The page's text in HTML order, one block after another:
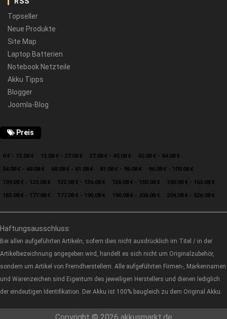
Topseller
Neue Produkte
Site Map
Laptop Batterien
Notebook Netzteile
Akku Tipps
Blogger
Joomla-Blog
Preis
0 € - 13.08 € 13.08 € - 27.08 € 27.08 € - 40.08 €
40.08 € - 54.08 €
54.08 € - 68.08 €
68.08 € - 81.08 € 81.08 € - 95.08 €
95.08 € - 109.08 €
109.08 € - 122.08 €
122.08 € - 136.08 € 136.08 € - 150.08 €
150.08 € - 163.08 €
163.08 € - 177.08 €
177.08 € - 190.08 € 190.08 € - 204.08 € 204.08 € - 526.08 €
Haftungsausschluss:
Bei allen aufgeführten Artikeln, sofern dies nicht ausdrücklich im Titel / in der
Artikelbezeichnung angegeben wird, handelt es sich nicht um Originalzubehör,
sondern um Artikel von Fremdherstellern. Alle aufgeführten Firmen-, Markennamen
und Warenzeichen sind Eigentum des jeweiligen Herstellers und dienen lediglich
der eindeutigen Identifikation. Der Akku ist 100% baugleich zu dem Original Akku.